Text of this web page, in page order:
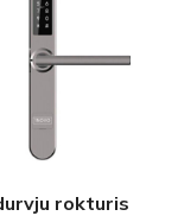
rokturis